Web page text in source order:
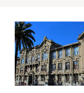
Formación Continua
Estudiantes
Académicos